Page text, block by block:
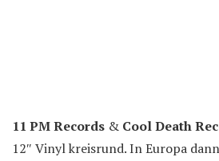
11 PM Records & Cool Death
12″ Vinyl kreisrund. In Europa